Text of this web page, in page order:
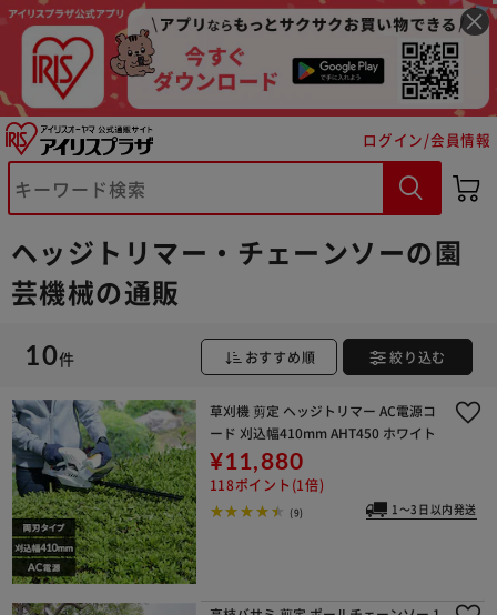
ログイン/会員情報
ヘッジトリマー・チェーンソーの園
芸機械の通販
10件 おすすめ順 絞り込む
草刈機 剪定 ヘッジトリマー AC電源コ
ード 刈込幅410mm AHT450 ホワイト
¥11,880
118ポイント(1倍)
(9) 1～3日以内発送
※ご確認ください
カートに入れる 購入手続きへ